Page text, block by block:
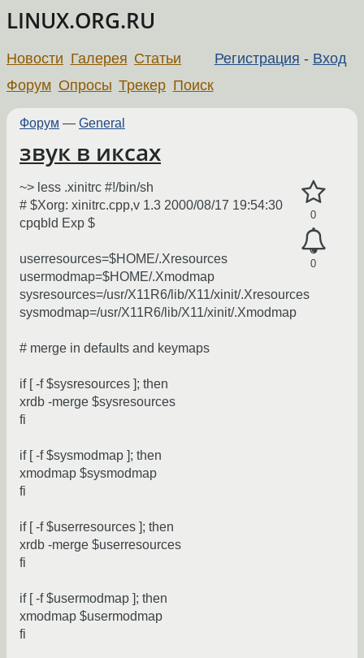
LINUX.ORG.RU
Регистрация - Вход
Новости Галерея Статьи
Форум Опросы Трекер Поиск
Форум — General
звук в иксах
0
0
~> less .xinitrc #!/bin/sh
# $Xorg: xinitrc.cpp,v 1.3 2000/08/17 19:54:30
cpqbld Exp $
userresources=$HOME/.Xresources
usermodmap=$HOME/.Xmodmap
sysresources=/usr/X11R6/lib/X11/xinit/.Xresources
sysmodmap=/usr/X11R6/lib/X11/xinit/.Xmodmap
# merge in defaults and keymaps
if [ -f $sysresources ]; then
xrdb -merge $sysresources
fi
if [ -f $sysmodmap ]; then
xmodmap $sysmodmap
fi
if [ -f $userresources ]; then
xrdb -merge $userresources
fi
if [ -f $usermodmap ]; then
xmodmap $usermodmap
fi